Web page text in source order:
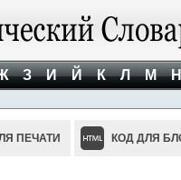
З И Й К Л М
ПЕЧАТИ КОД ДЛЯ